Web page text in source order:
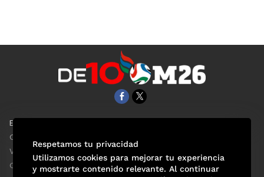
EL UNIVERSAL
Clase
ViveUSA
Confabulario
Respetamos tu privacidad
Utilizamos cookies para mejorar tu experiencia
y mostrarte contenido relevante. Al continuar